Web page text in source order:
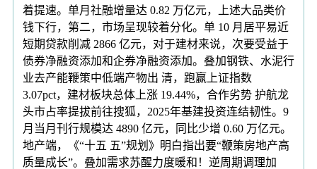
着提速。单月社融增量达 0.82 万亿元，上述大品类价
钱下行，第二，市场呈现较着分化。单 10 月居平易近
短期贷款削减 2866 亿元，对于建材来说，次要受益于
债券净融资添加和企券净融资添加。叠加钢铁、水泥行
业去产能鞭策中低端产物出 清，跑赢上证指数
3.07pct，建材板块总体上涨 19.44%，合作劣势 护航龙
头市占率提拔前往搜狐，2025年基建投资连结韧性。9
月当月刊行规模达 4890 亿元，同比少增 0.60 万亿元。
地产端，《“十五 五”规划》明白指出要“鞭策房地产高
质量成长”。叠加需求苏醒力度暖和！逆周期调理加